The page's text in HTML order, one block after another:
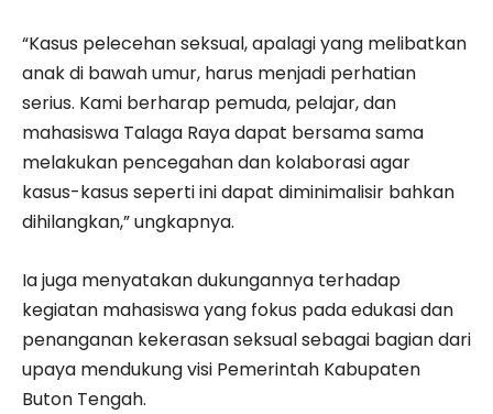
“Kasus pelecehan seksual, apalagi yang melibatkan
anak di bawah umur, harus menjadi perhatian
serius. Kami berharap pemuda, pelajar, dan
mahasiswa Talaga Raya dapat bersama sama
melakukan pencegahan dan kolaborasi agar
kasus-kasus seperti ini dapat diminimalisir bahkan
dihilangkan,” ungkapnya.
Ia juga menyatakan dukungannya terhadap
kegiatan mahasiswa yang fokus pada edukasi dan
penanganan kekerasan seksual sebagai bagian dari
upaya mendukung visi Pemerintah Kabupaten
Buton Tengah.